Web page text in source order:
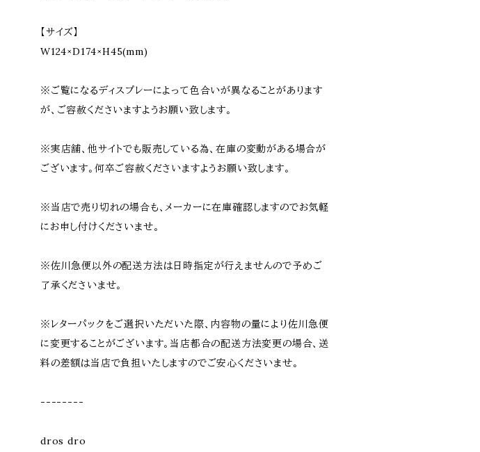
【サイズ】
W124×D174×H45(mm)
※ご覧になるディスプレーによって色合いが異なることがあります
が、ご容赦くださいますようお願い致します。
※実店舗、他サイトでも販売している為、在庫の変動がある場合が
ございます。何卒ご容赦くださいますようお願い致します。
※当店で売り切れの場合も、メーカーに在庫確認しますのでお気軽
にお申し付けくださいませ。
※佐川急便以外の配送方法は日時指定が行えませんので予めご
了承くださいませ。
※レターパックをご選択いただいた際、内容物の量により佐川急便
に変更することがございます。当店都合の配送方法変更の場合、送
料の差額は当店で負担いたしますのでご安心くださいませ。
--------
dros dro